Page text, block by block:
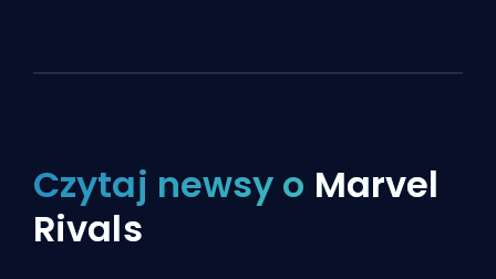
Czytaj newsy o Marvel
Rivals